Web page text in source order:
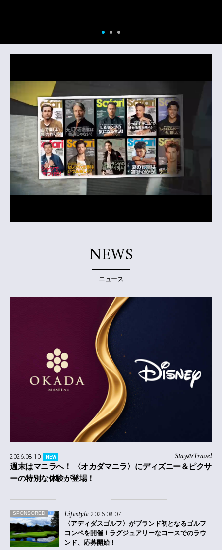
NEWS
ニュース
Stay&Travel
2026.08.10 NEW
週末はマニラへ！ 〈オカダマニラ〉にディズニー＆ピクサ
ーの特別な体験が登場！
SPONSORED Lifestyle 2026.08.07
〈アディダスゴルフ〉がブランド初となるゴルフ
コンペを開催！ ラグジュアリーなコースでのラウ
ンド、応募開始！